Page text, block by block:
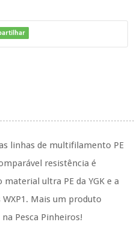
linhas de multifilamento PE
resistência é
ultra PE da YGK e a
Mais um produto
Pesca Pinheiros!